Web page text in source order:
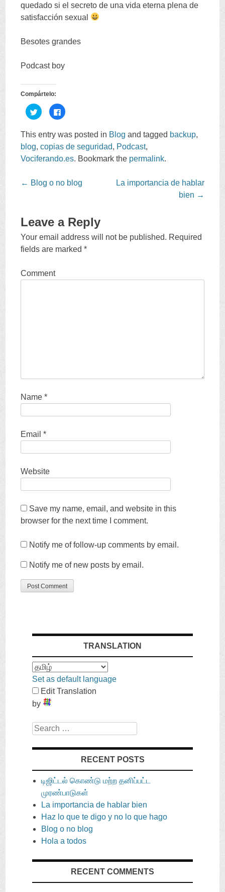
quedado si el secreto de una vida eterna plena de
satisfacción sexual
Besotes grandes
Podcast boy
Compártelo:
C
l
k
t
o
s
h
a
o
n
t
e
(
O
p
e
i
n
C
l
k
t
o
s
h
a
o
n
b
o
k
(
O
p
i
This entry was posted in Blog and tagged backup,
blog,copias de seguridad, Podcast,
Vociferando.es. Bookmark the permalink.
Post
← Blog o no blog
La importancia de hablar
bien →
Leave a Reply
Your email address will not be published. Required
fields are marked *
Comment
Name *
Email *
Website
Save my name,email ,and website in this
browser for the next time I comment.
Notify me of follow-up comments by email .
Notify me of new posts by email .
TRANSLATION
Set as default language
Edit Translation
by
Search
RECENT POSTS
டிஜிட்டல் கொண்டு மற்ற தனிப்பட்ட
முரண்பாடுகள்
La importancia de hablar bien
Haz lo que te digo y no lo que hago
Blog o no blog
Hola a todos
RECENT COMMENTS